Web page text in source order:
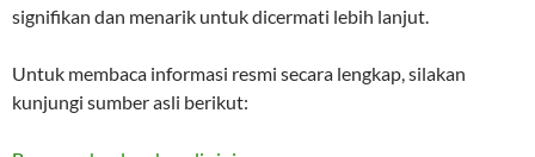
signifikan dan menarik untuk dicermati lebih lanjut.
Untuk membaca informasi resmi secara lengkap, silakan
kunjungi sumber asli berikut: